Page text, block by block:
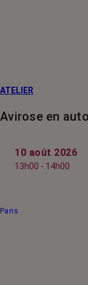
ATELIER
Avirose en
10 août 2026
13h00 - 14h00
Paris